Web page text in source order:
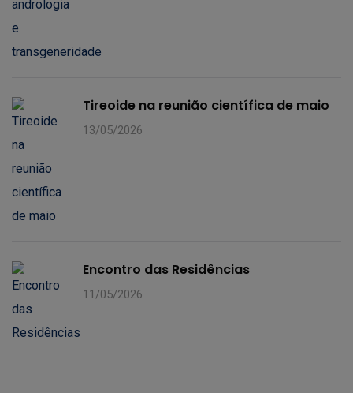
Tireoide na reunião científica de maio
13/05/2026
Encontro das Residências
11/05/2026